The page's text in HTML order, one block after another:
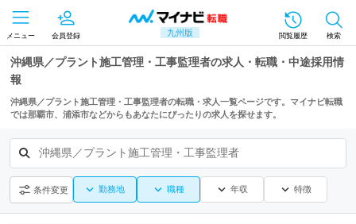
九州版
メニュー 会員登録 閲覧履歴 検索
沖縄県／プラント施工管理・工事監理者の求人・転職・中途採用情
報
沖縄県／プラント施工管理・工事監理者の転職・求人一覧ページです。マイナビ転職
では那覇市、浦添市などからもあなたにぴったりの求人を探せます。
沖縄県／プラント施工管理・工事監理者
条件変更 勤務地 職種 年収 特徴